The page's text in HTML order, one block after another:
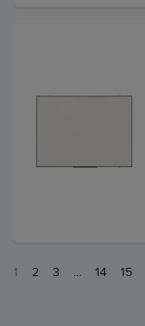
1 2 3 ... 14 15